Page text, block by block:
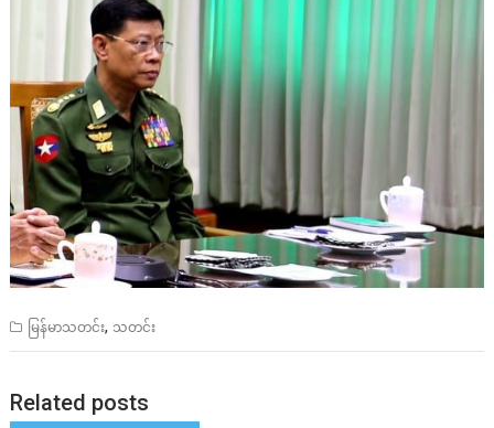
မြန်မာသတင်း, သတင်း
Related posts